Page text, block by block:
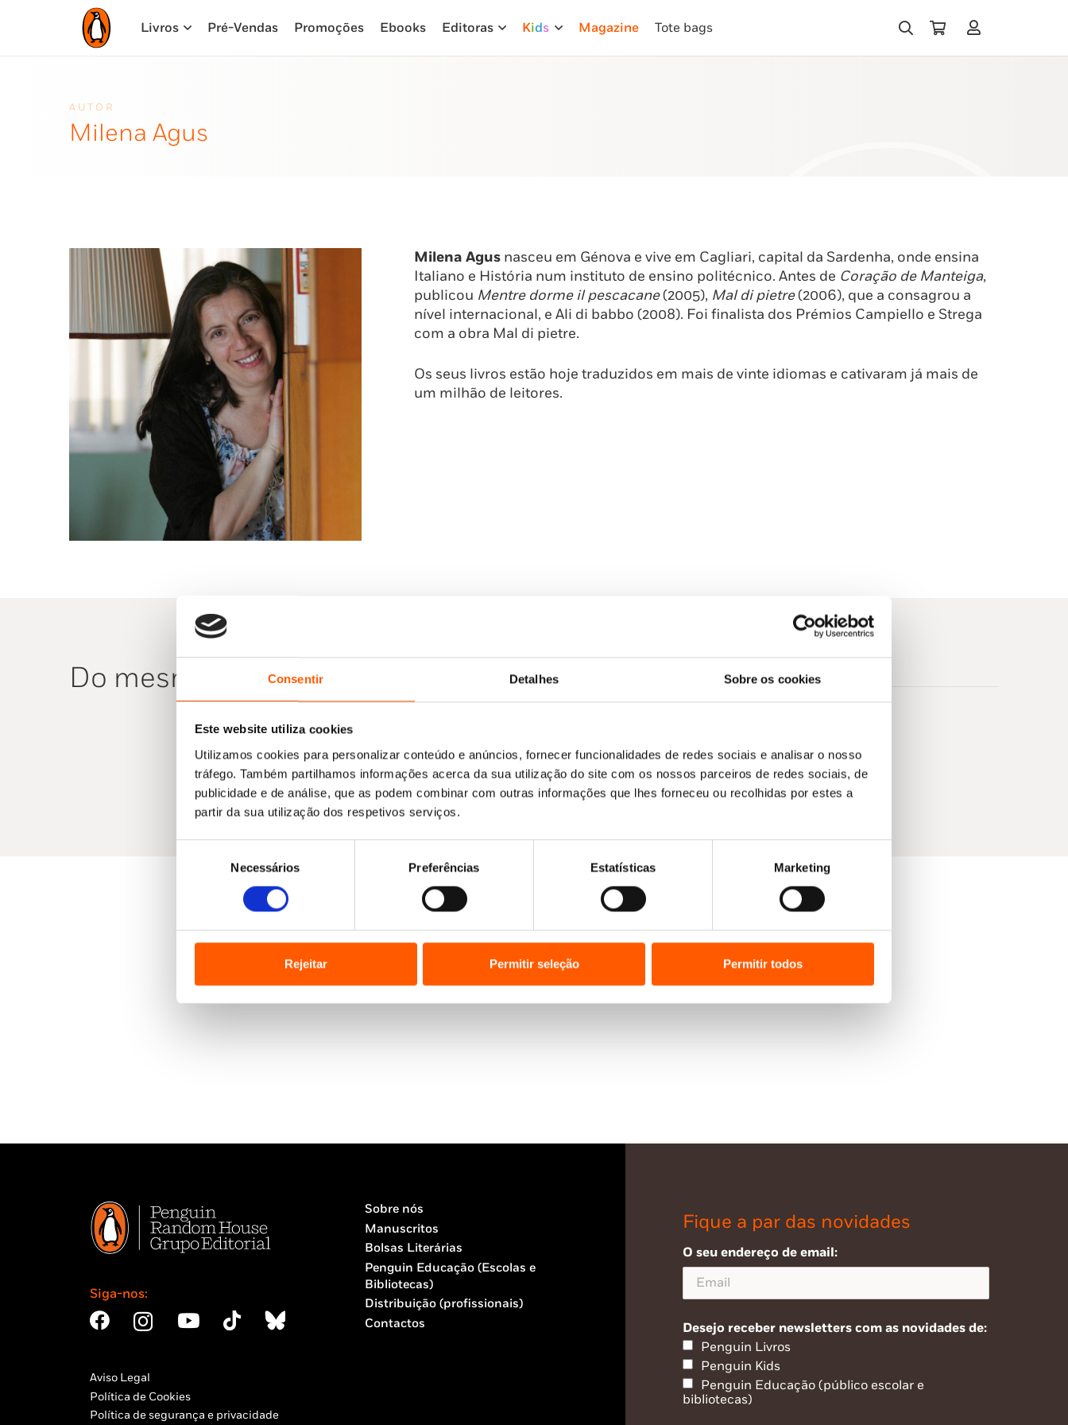
Consentir Detalhes Sobre os cookies
Este website utiliza cookies
Utilizamos cookies para personalizar conteúdo e anúncios, fornecer funcionalidades de redes sociais e analisar o nosso
tráfego. Também partilhamos informações acerca da sua utilização do site com os nossos parceiros de redes sociais, de
publicidade e de análise, que as podem combinar com outras informações que lhes forneceu ou recolhidas por estes a
partir da sua utilização dos respetivos serviços.
consentimento
Necessários Preferências Estatísticas Marketing
Rejeitar Permitir seleção Permitir todos
Livros Pré-Vendas Promoções Ebooks Editoras Kids Magazine Tote bags
AUTOR
Milena Agus
Milena Agus nasceu em Génova e vive em Cagliari, capital da Sardenha, onde ensina
Italiano e História num instituto de ensino politécnico. Antes de Coração de Manteiga,
publicou Mentre dorme il pescacane(2005), Mal di pietre(2006), que a consagrou a
nível internacional, e Ali di babbo (2008). Foi finalista dos Prémios Campiello e Strega
com a obra Mal di pietre.
Os seus livros estão hoje traduzidos em mais de vinte idiomas e cativaram já mais de
um milhão de leitores.
Do mesmo autor
Nenhum resultado encontrado.
Siga-nos:
Aviso Legal
Política de Cookies
Política de segurança e privacidade
Sobre nós
Manuscritos
Bolsas Literárias
Penguin Educação (Escolas e
Bibliotecas)
Distribuição (profissionais)
Contactos
Fique a par das novidades
O seu endereço de email:
Desejo receber newsletters com as novidades de:
Penguin Livros
Penguin Kids
Penguin Educação (público escolar e
bibliotecas)